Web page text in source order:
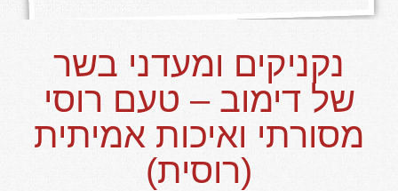
נקניקים ומעדני בשר
של דימוב – טעם רוסי
מסורתי ואיכות אמיתית
(רוסית)